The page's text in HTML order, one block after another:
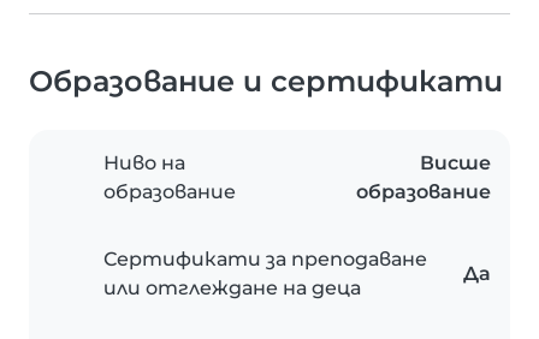
Образование и сертификати
Ниво на
образование
Висше
образование
Сертификати за преподаване
или отглеждане на деца
Да